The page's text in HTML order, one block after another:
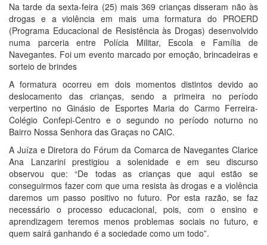
Na tarde da sexta-feira (25) mais 369 crianças disseram não às
drogas e a violência em mais uma formatura do PROERD
(Programa Educacional de Resistência às Drogas) desenvolvido
numa parceria entre Polícia Militar, Escola e Família de
Navegantes. Foi um evento marcado por emoção, brincadeiras e
sorteio de brindes
A formatura ocorreu em dois momentos distintos devido ao
deslocamento das crianças, sendo a primeira no período
verpertino no Ginásio de Esportes Maria do Carmo Ferreira-
Colégio Confepi-Centro e o segundo no período noturno no
Bairro Nossa Senhora das Graças no CAIC.
A Juíza e Diretora do Fórum da Comarca de Navegantes Clarice
Ana Lanzarini prestigiou a solenidade e em seu discurso
observou que: “De todas as crianças que aqui estão se
conseguirmos fazer com que uma resista às drogas e a violência
daremos um passo positivo no futuro. Por esta razão, se faz
necessário o processo educacional, pois, com o ensino e
aprendizagem teremos menos problemas sociais no futuro, e
quem sairá ganhando é a sociedade como um todo”.